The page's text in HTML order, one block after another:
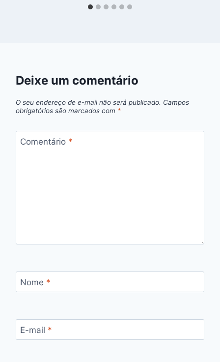
Deixe um comentário
O seu endereço de e-mail não será publicado. Campos
obrigatórios são marcados com *
Comentário *
Nome *
E-mail *